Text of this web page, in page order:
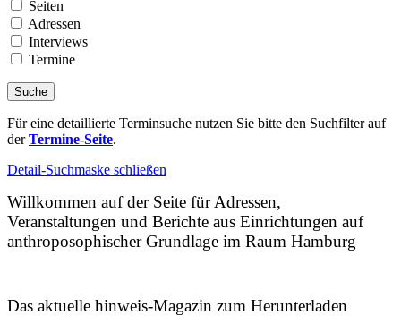
Seiten
Adressen
Interviews
Termine
Für eine detaillierte Terminsuche nutzen Sie bitte den Suchfilter auf
derTermine-Seite.
Detail-Suchmaske schließen
Willkommen auf der Seite für Adressen,
Veranstaltungen und Berichte aus Einrichtungen auf
anthroposophischer Grundlage im Raum Hamburg
Das aktuelle hinweis-Magazin zum Herunterladen